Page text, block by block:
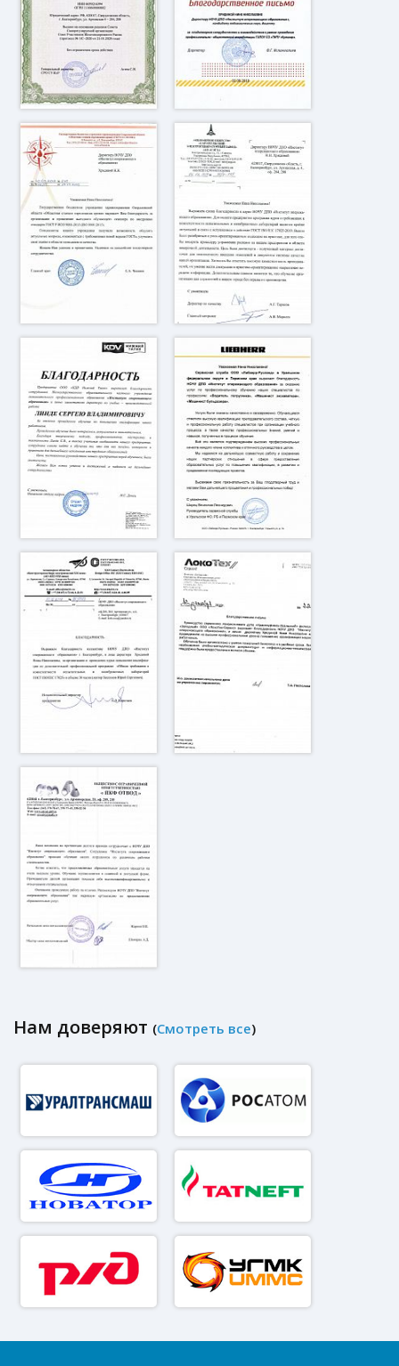
Нам доверяют (Смотреть все)